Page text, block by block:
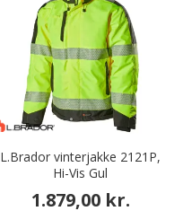
L.Brador vinterjakke 2121P,
Hi-Vis Gul
1.879,00 kr.